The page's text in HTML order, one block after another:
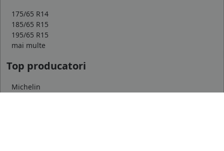
175/65 R14
185/65 R15
195/65 R15
mai multe
Top producatori
Michelin